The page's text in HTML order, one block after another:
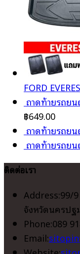
FORD
ถาดท้ายรถย
฿649.00
ถาดท้ายรถย
ถาดท้ายรถยน
ติดต่อเรา
Address:99/
จังหวัดนครปฐ
Phone:089
Email: